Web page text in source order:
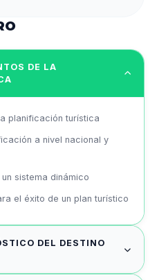
DE LA
planificación turística
a nivel nacional y
sistema dinámico
el éxito de un plan turístico
DEL DESTINO